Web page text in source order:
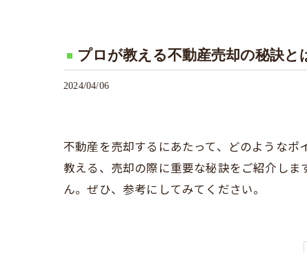
プロが教える不動産売却の秘訣と
2024/04/06
不動産を売却するにあたって、どのような
教える、売却の際に重要な秘訣をご紹介し
ん。ぜひ、参考にしてみてください。